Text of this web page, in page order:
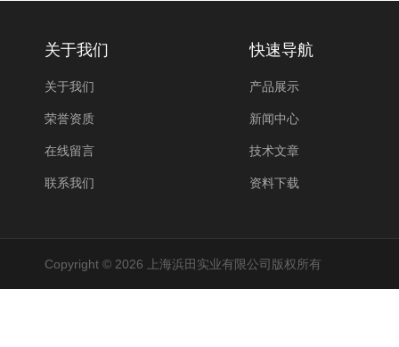
关于我们
关于我们
荣誉资质
在线留言
联系我们
快速导航
产品展示
新闻中心
技术文章
资料下载
Copyright © 2026 上海浜田实业有限公司版权所有